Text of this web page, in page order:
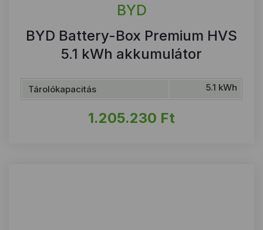
BYD
BYD Battery-Box Premium HVS
5.1 kWh akkumulátor
Tárolókapacitás 5.1 kWh
1.205.230 Ft